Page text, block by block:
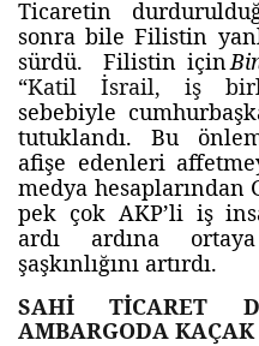
Ticaretin
sonra bile Filistin
sürdü. Filistin için
“Katil İsrail, iş
sebebiyle
tutuklandı. Bu
afişe edenleri
medya hesaplarından
pek çok AKP’li iş
ardı ardına
şaşkınlığını artırdı.
SAHİ TİCARET
AMBARGODA KAÇAK